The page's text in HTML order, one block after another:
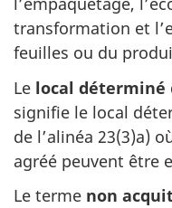
transformation et
feuilles ou du
Le local déterminé
signifie le local
de l’alinéa 23(3)a)
agréé peuvent être
Le terme non